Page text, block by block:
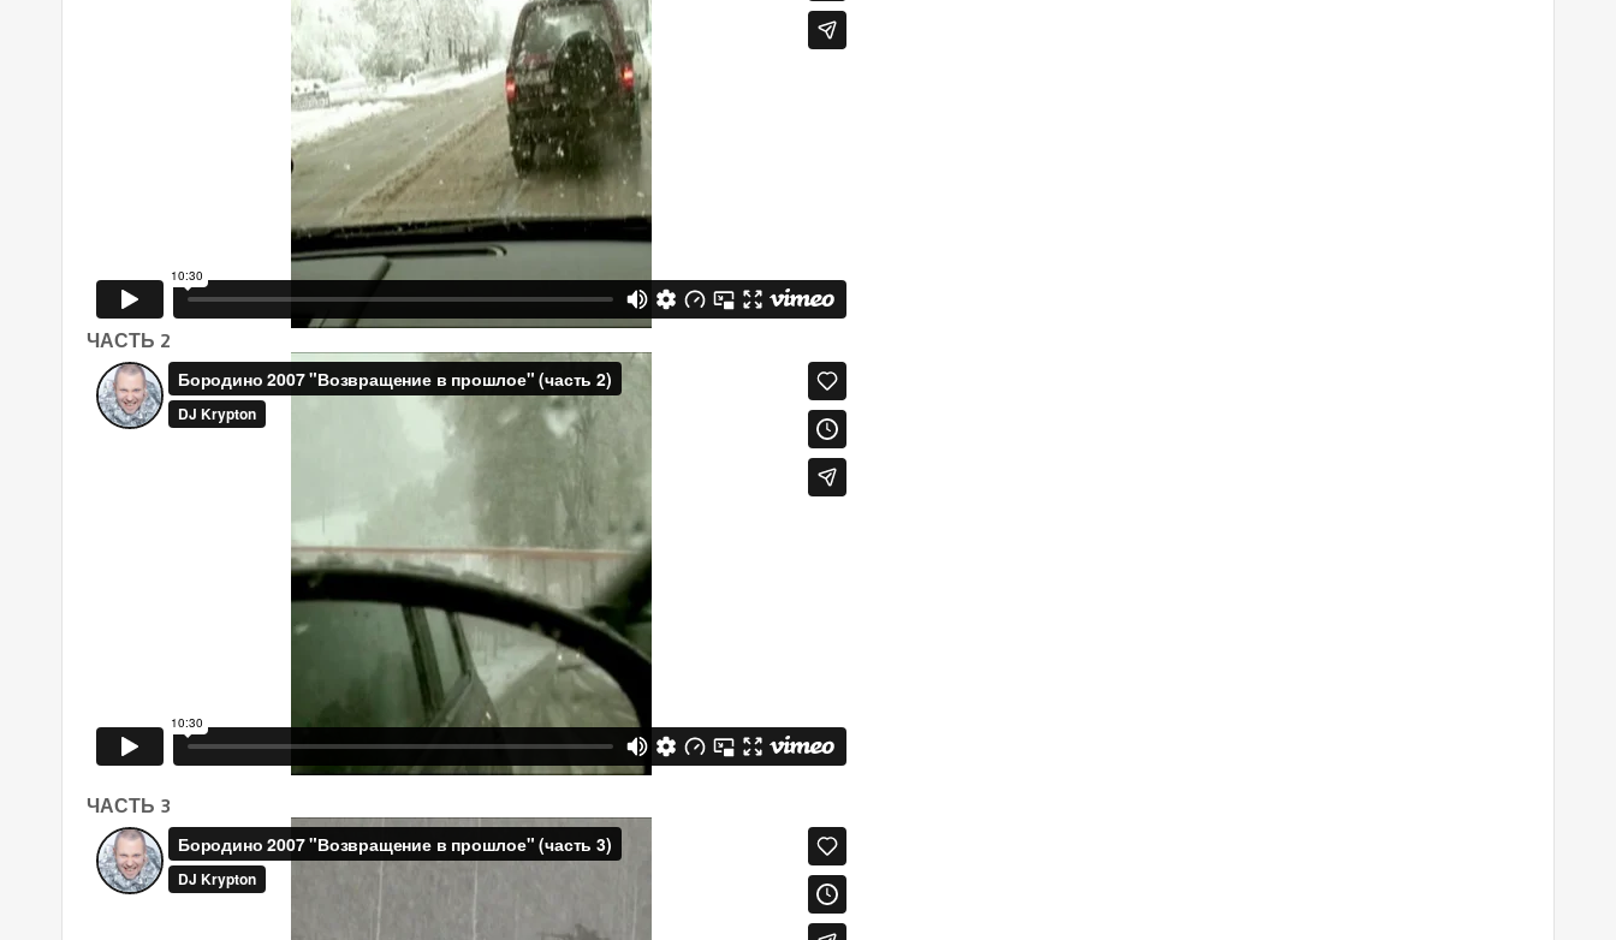
ЧАСТЬ 2
ЧАСТЬ 3